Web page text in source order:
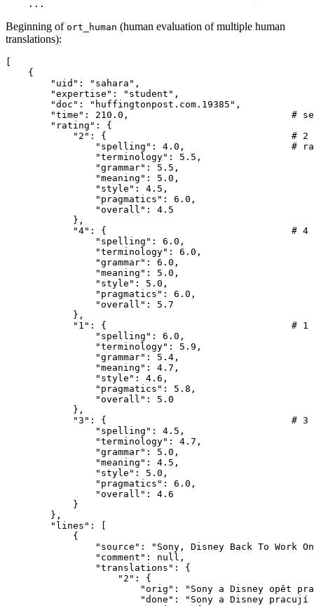
Beginning of ort_human (human evaluation of multiple human
translations):
    {
        "uid": "sahara",
        "expertise": "student",
        "doc": "huffingtonpost.com.19385",
"time": 210.0,                             #
        "rating": {
"2": {                                 # 2
"spelling": 4.0,                   #
                "terminology": 5.5,
                "grammar": 5.5,
                "meaning": 5.0,
                "style": 4.5,
                "pragmatics": 6.0,
                "overall": 4.5
            },
"4": {                                 # 4
                "spelling": 6.0,
                "terminology": 6.0,
                "grammar": 6.0,
                "meaning": 5.0,
                "style": 5.0,
                "pragmatics": 6.0,
                "overall": 5.7
            },
"1": {                                 # 1
                "spelling": 6.0,
                "terminology": 5.9,
                "grammar": 5.4,
                "meaning": 4.7,
                "style": 4.6,
                "pragmatics": 5.8,
                "overall": 5.0
            },
"3": {                                 # 3
                "spelling": 4.5,
                "terminology": 4.7,
                "grammar": 5.0,
                "meaning": 4.5,
                "style": 5.0,
                "pragmatics": 6.0,
                "overall": 4.6
            }
        },
        "lines": [
            {
"source": "Sony, Disney Back To Work
                "comment": null,
                "translations": {
                    "2": {
"orig": "Sony a Disney opět
"done": "Sony a Disney